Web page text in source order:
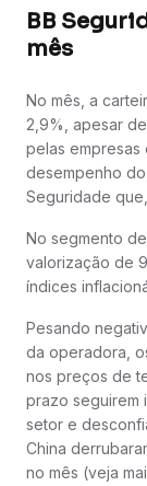
BB
mês
No mês, a
2,9%, apesar
pelas empresas
desempenho
Seguridade
No segmento
valorização de
índices
Pesando
da operadora,
nos preços de
prazo seguirem
setor e
China
no mês (veja